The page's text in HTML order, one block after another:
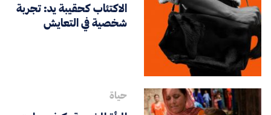
الاكتئاب كحقيبة يد: تجربة
شخصية في التعايش
حياة